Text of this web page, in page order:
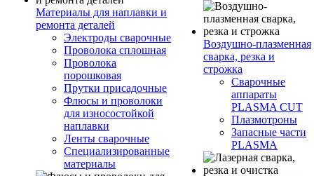
Материалы для наплавки и
ремонта деталей
Электроды сварочные
Проволока сплошная
Проволока
порошковая
Прутки присадочные
Флюсы и проволоки
для износостойкой
наплавки
Ленты сварочные
Специализированные
материалы
Воздушно-плазменная
сварка, резка и
строжка
Сварочные
аппараты
PLASMA CUT
Плазмотроны
Запасные части
PLASMA